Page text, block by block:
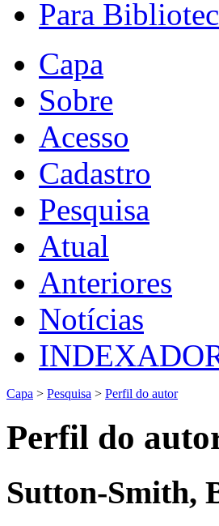
Para
Capa
Sobre
Acesso
Cadastro
Pesquisa
Atual
Anteriores
Notícias
Capa > Pesquisa > Perfil do autor
Perfil do
Sutton-Smith,